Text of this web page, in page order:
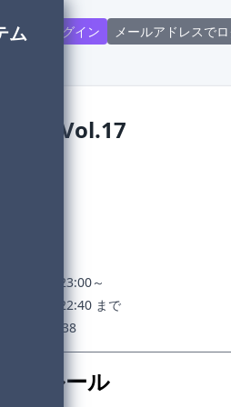
ム
登録・ログイン メールアドレスで
人杯 Vol.17
4日(木) 23:00～
月4日(木) 22:40 まで
N00838
加ルール